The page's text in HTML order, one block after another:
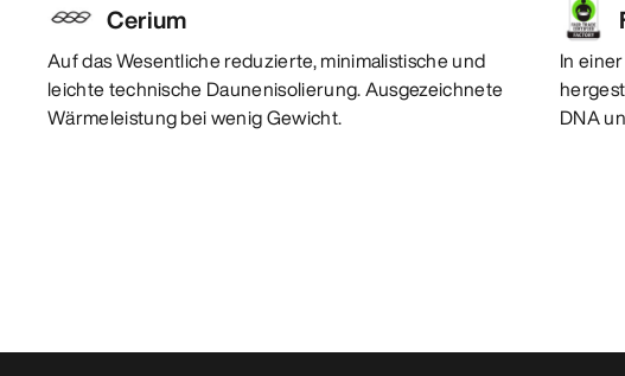
Cerium
Auf das Wesentliche reduzierte, minimalistische und
leichte technische Daunenisolierung. Ausgezeichnete
Wärmeleistung bei wenig Gewicht.
In
DNA